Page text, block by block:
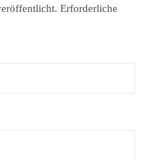
Erforderliche